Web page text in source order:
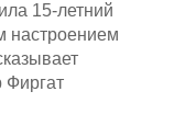
15-летний
настроением
Фиргат